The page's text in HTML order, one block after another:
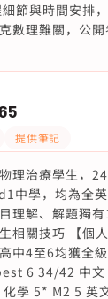
節與時間安排
數理難關，公
提供筆記
理治療學生，
中學，均為全
理解、解題獨
相關技巧 【個
中4至6均獲全
6 34/42 中
學 5* M2 5 英